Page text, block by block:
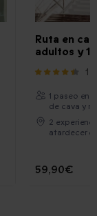
Ruta en
adultos y 1
1
1 paseo en
de cava y
2
atardecer
59,90€